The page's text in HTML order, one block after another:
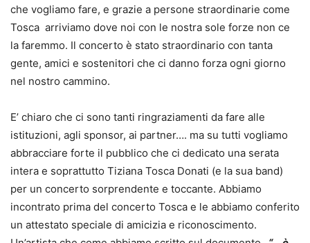
che vogliamo fare, e grazie a persone straordinarie come
Tosca arriviamo dove noi con le nostra sole forze non ce
la faremmo. Il concerto è stato straordinario con tanta
gente, amici e sostenitori che ci danno forza ogni giorno
nel nostro cammino.
E’ chiaro che ci sono tanti ringraziamenti da fare alle
istituzioni, agli sponsor, ai partner…. ma su tutti vogliamo
abbracciare forte il pubblico che ci dedicato una serata
intera e soprattutto Tiziana Tosca Donati (e la sua band)
per un concerto sorprendente e toccante. Abbiamo
incontrato prima del concerto Tosca e le abbiamo conferito
un attestato speciale di amicizia e riconoscimento.